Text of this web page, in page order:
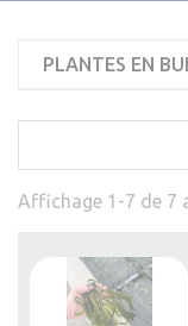
PLANTES EN
Affichage 1-7 de 7